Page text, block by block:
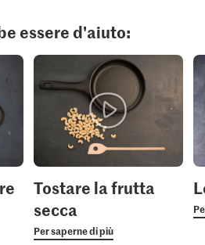
essere d'aiuto:
Tostare la frutta
secca
Per saperne di più